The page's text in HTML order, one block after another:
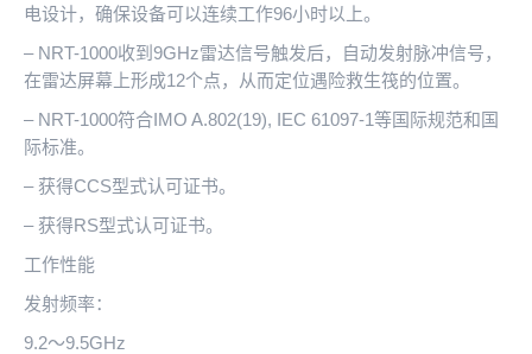
电设计，确保设备可以连续工作96小时以上。
– NRT-1000收到9GHz雷达信号触发后，自动发射脉冲信号，
在雷达屏幕上形成12个点，从而定位遇险救生筏的位置。
– NRT-1000符合IMO A.802(19), IEC 61097-1等国际规范和国
际标准。
– 获得CCS型式认可证书。
– 获得RS型式认可证书。
工作性能
发射频率：
9.2～9.5GHz